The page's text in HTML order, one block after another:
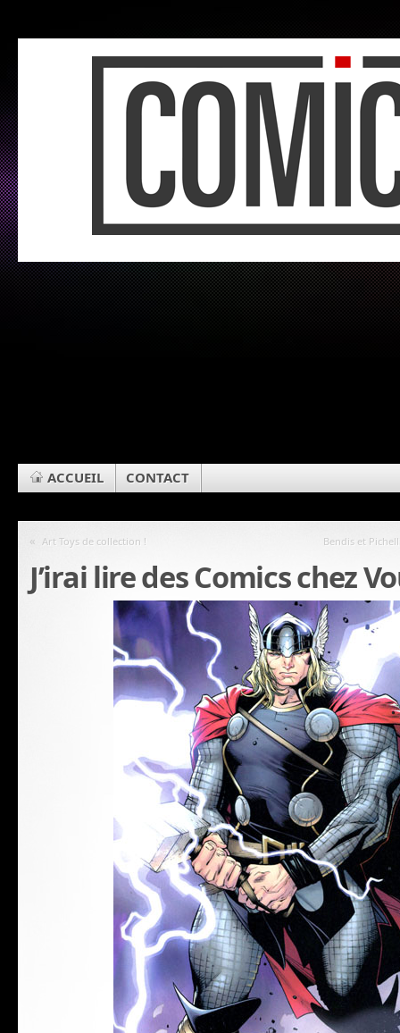
ACCUEIL CONTACT
« Art Toys de collection ! Bendis et
J’irai lire des Comics chez